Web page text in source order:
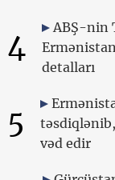
4
ABŞ-nin
detalları
5
vəd edir